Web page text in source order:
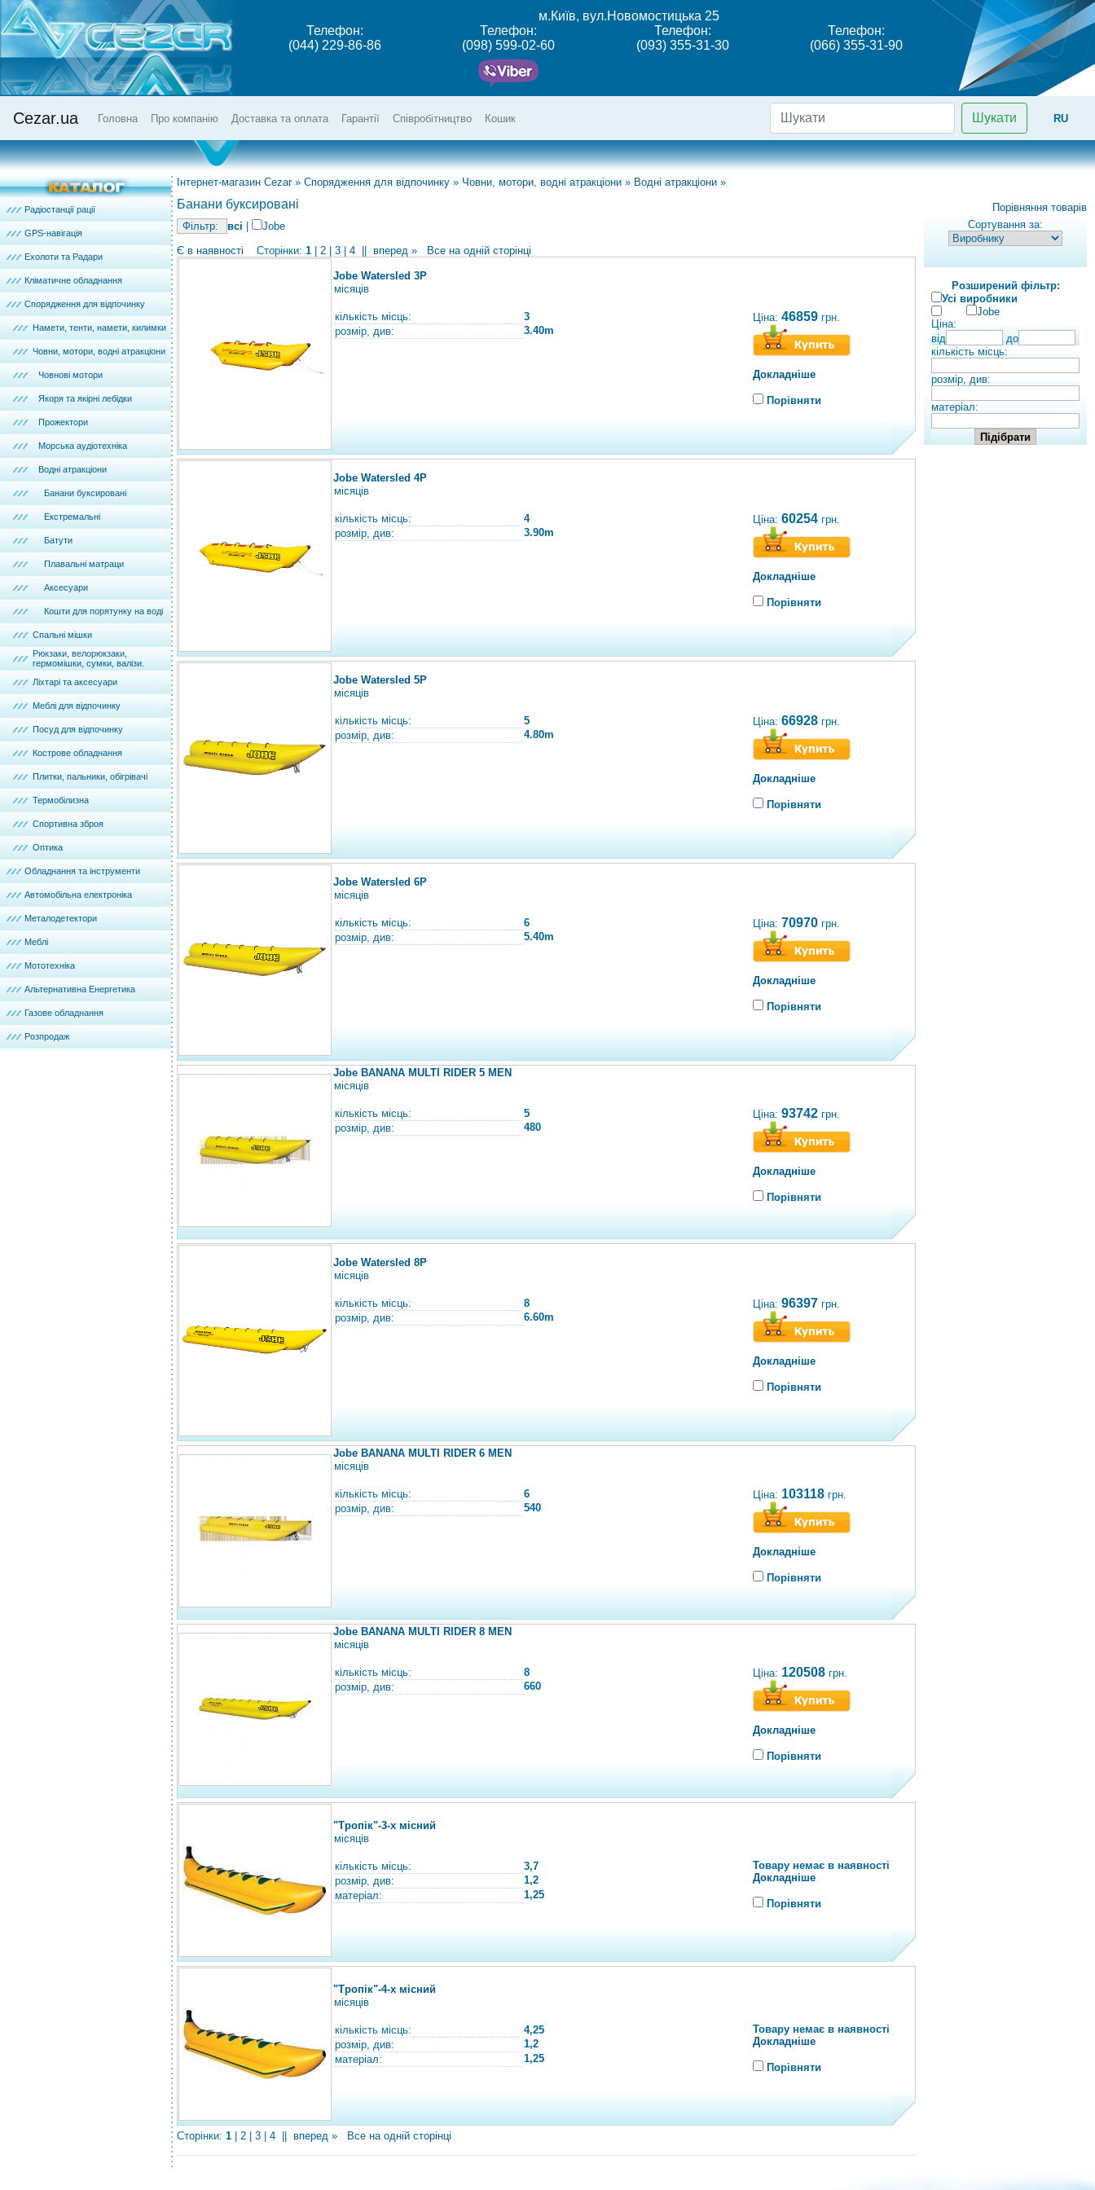
м.Київ, вул.Новомостицька 25
Телефон:
(044) 229-86-86
Телефон:
(098) 599-02-60
Телефон:
(093) 355-31-30
Телефон:
(066) 355-31-90
Cezar.ua Головна Про компанію Доставка та оплата Гарантії Співробітництво Кошик Шукати RU
Радіостанції рації
GPS-навігація
Ехолоти та Радари
Кліматичне обладнання
Спорядження для відпочинку
Намети, тенти, намети, килимки
Човни, мотори, водні атракціони
Човнові мотори
Якоря та якірні лебідки
Прожектори
Морська аудіотехніка
Водні атракціони
Банани буксировані
Екстремальні
Батути
Плавальні матраци
Аксесуари
Кошти для порятунку на воді
Спальні мішки
Рюкзаки, велорюкзаки,
гермомішки, сумки, валізи.
Ліхтарі та аксесуари
Меблі для відпочинку
Посуд для відпочинку
Кострове обладнання
Плитки, пальники, обігрівачі
Термобілизна
Спортивна зброя
Оптика
Обладнання та інструменти
Автомобільна електроніка
Металодетектори
Меблі
Мототехніка
Альтернативна Енергетика
Газове обладнання
Розпродаж
Інтернет-магазин Cezar » Спорядження для відпочинку » Човни, мотори, водні атракціони » Водні атракціони »
Банани буксировані
Порівняння товарів
всі
Jobe
Є в наявності Сторінки: 1 2 3 4 вперед » Все на одній сторінці
Jobe Watersled 3P
місяців
кількість місць:
3
розмір, див:
3.40m
Ціна: 46859 грн.
Докладніше
Порівняти
Jobe Watersled 4P
місяців
кількість місць:
4
розмір, див:
3.90m
Ціна: 60254 грн.
Докладніше
Порівняти
Jobe Watersled 5P
місяців
кількість місць:
5
розмір, див:
4.80m
Ціна: 66928 грн.
Докладніше
Порівняти
Jobe Watersled 6P
місяців
кількість місць:
6
розмір, див:
5.40m
Ціна: 70970 грн.
Докладніше
Порівняти
Jobe BANANA MULTI RIDER 5 MEN
місяців
кількість місць:
5
розмір, див:
480
Ціна: 93742 грн.
Докладніше
Порівняти
Jobe Watersled 8P
місяців
кількість місць:
8
розмір, див:
6.60m
Ціна: 96397 грн.
Докладніше
Порівняти
Jobe BANANA MULTI RIDER 6 MEN
місяців
кількість місць:
6
розмір, див:
540
Ціна: 103118 грн.
Докладніше
Порівняти
Jobe BANANA MULTI RIDER 8 MEN
місяців
кількість місць:
8
розмір, див:
660
Ціна: 120508 грн.
Докладніше
Порівняти
"Тропік"-3-х місний
місяців
кількість місць:
3,7
розмір, див:
1,2
матеріал:
1,25
Товару немає в наявності
Докладніше
Порівняти
"Тропік"-4-х місний
місяців
кількість місць:
4,25
розмір, див:
1,2
матеріал:
1,25
Товару немає в наявності
Докладніше
Порівняти
Сторінки: 1 2 3 4 вперед » Все на одній сторінці
Сортування за:
Розширений фільтр:
Усі виробники
Jobe
Ціна:
від
до
кількість місць:
розмір, див:
матеріал: